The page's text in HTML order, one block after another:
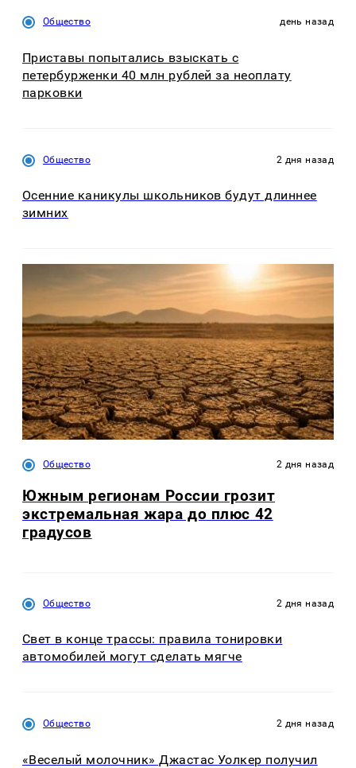
Общество день назад
Приставы попытались взыскать с
петербурженки 40 млн рублей за неоплату
парковки
Общество 2 дня назад
Осенние каникулы школьников будут длиннее
зимних
Общество 2 дня назад
Южным регионам России грозит
экстремальная жара до плюс 42
градусов
Общество 2 дня назад
Свет в конце трассы: правила тонировки
автомобилей могут сделать мягче
Общество 2 дня назад
«Веселый молочник» Джастас Уолкер получил